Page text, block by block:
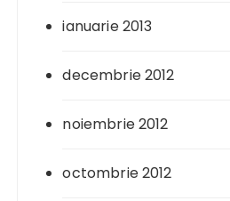
ianuarie 2013
decembrie 2012
noiembrie 2012
octombrie 2012